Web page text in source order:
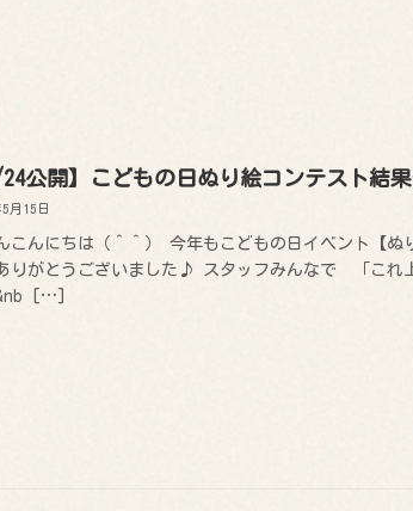
24公開】こどもの日ぬり絵コンテスト結
月15日
こんにちは（＾＾） 今年もこどもの日イベント【
りがとうございました♪ スタッフみんなで 「これ
[…]